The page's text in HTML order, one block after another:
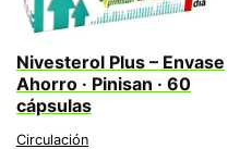
Nivesterol Plus – Envase
Ahorro · Pinisan · 60
cápsulas
Circulación